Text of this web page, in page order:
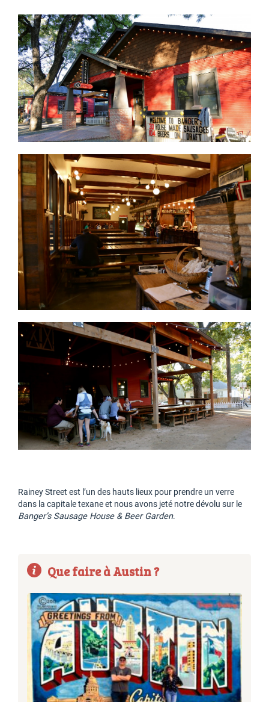
Rainey Street est l’un des hauts lieux pour prendre un verre
dans la capitale texane et nous avons jeté notre dévolu sur le
Banger’s Sausage House & Beer Garden.
Que faire à Austin ?